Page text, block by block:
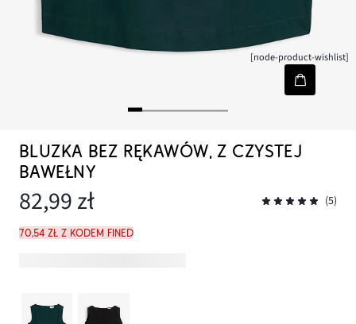
[node-product-wishlist]
BLUZKA BEZ RĘKAWÓW, Z CZYSTEJ
BAWEŁNY
82,99 zł (5)
70,54 zł z kodem FINED